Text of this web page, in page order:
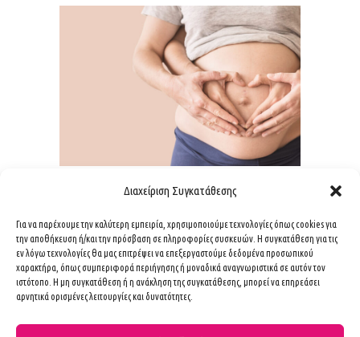
Διαχείριση Συγκατάθεσης
Για να παρέχουμε την καλύτερη εμπειρία, χρησιμοποιούμε τεχνολογίες όπως cookies για
την αποθήκευση ή/και την πρόσβαση σε πληροφορίες συσκευών. Η συγκατάθεση για τις
εν λόγω τεχνολογίες θα μας επιτρέψει να επεξεργαστούμε δεδομένα προσωπικού
χαρακτήρα, όπως συμπεριφορά περιήγησης ή μοναδικά αναγνωριστικά σε αυτόν τον
ιστότοπο. Η μη συγκατάθεση ή η ανάκληση της συγκατάθεσης, μπορεί να επηρεάσει
αρνητικά ορισμένες λειτουργίες και δυνατότητες.
Καρκίνος Του Μαστού
Στην Εγκυμοσύνη Και Τη
Γαλουχία
εγκυμοσύνη είναι μια σπάνια αλλά